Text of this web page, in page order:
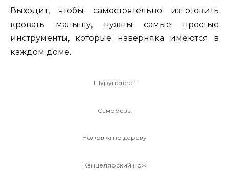
Выходит, чтобы самостоятельно изготовить
кровать малышу, нужны самые простые
инструменты, которые наверняка имеются в
каждом доме.
Шуруповерт
Саморезы
Ножовка по дереву
Канцелярский нож